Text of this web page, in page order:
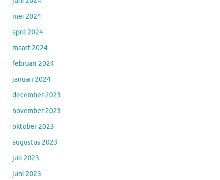
mei 2024
april 2024
maart 2024
februari 2024
januari 2024
december 2023
november 2023
oktober 2023
augustus 2023
juli 2023
juni 2023